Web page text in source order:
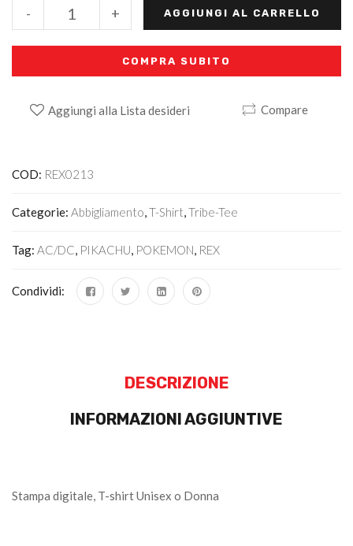
+
- AGGIUNGI AL CARRELLO
COMPRA SUBITO
Aggiungi alla Lista desideri Compare
COD: REX0213
Categorie: Abbigliamento,T-Shirt,Tribe-Tee
Tag: AC/DC, PIKACHU, POKEMON, REX
Condividi:
DESCRIZIONE
INFORMAZIONI AGGIUNTIVE
Stampa digitale, T-shirt Unisex o Donna